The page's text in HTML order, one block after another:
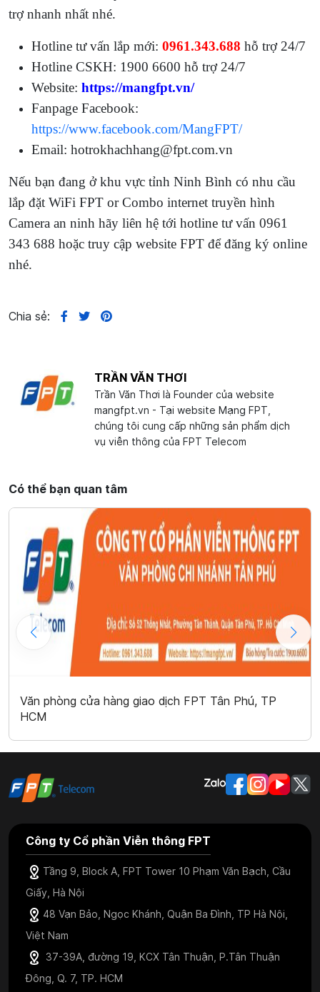
trợ nhanh nhất nhé.
Hotline tư vấn lắp mới: 0961.343.688 hỗ trợ 24/7
Hotline CSKH: 1900 6600 hỗ trợ 24/7
Website: https://mangfpt.vn/
Fanpage Facebook:
https://www.facebook.com/MangFPT/
Email: hotrokhachhang@fpt.com.vn
Nếu bạn đang ở khu vực tỉnh Ninh Bình có nhu cầu
lắp đặt WiFi FPT or Combo internet truyền hình
Camera an ninh hãy liên hệ tới hotline tư vấn 0961
343 688 hoặc truy cập website FPT để đăng ký online
nhé.
Chia sẻ:
TRẦN VĂN THƠI
Trần Văn Thơi là Founder của website
mangfpt.vn - Tại website Mạng FPT,
chúng tôi cung cấp những sản phẩm dịch
vụ viễn thông của FPT Telecom
Có thể bạn quan tâm
Văn phòng cửa hàng giao dịch FPT Tân Phú, TP
HCM
Công ty Cổ phần Viễn thông FPT
Tầng 9, Block A, FPT Tower 10 Phạm Văn Bạch, Cầu
Giấy, Hà Nội
48 Vạn Bảo, Ngọc Khánh, Quận Ba Đình, TP Hà Nội,
Việt Nam
37-39A, đường 19, KCX Tân Thuận, P.Tân Thuận
Đông, Q. 7, TP. HCM